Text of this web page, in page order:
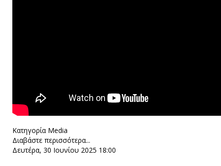
Κατηγορία Media
Διαβάστε περισσότερα...
Δευτέρα, 30 Ιουνίου 2025 18:00